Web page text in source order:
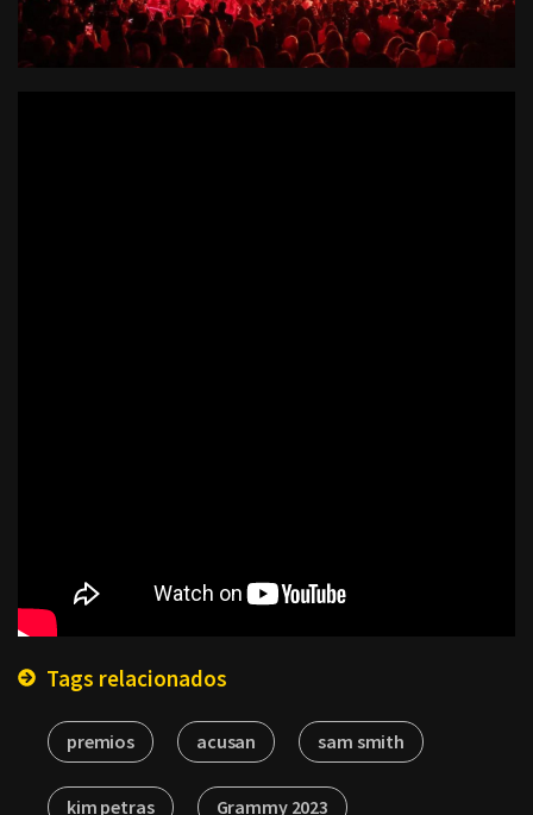
Tags relacionados
premios acusan sam smith
kim petras Grammy 2023